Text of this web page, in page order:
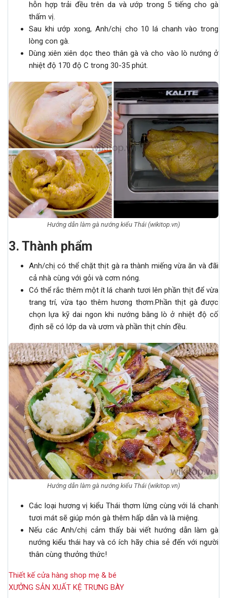
hỗn hợp trải đều trên da và ướp trong 5 tiếng cho gà
thấm vị.
Sau khi ướp xong, Anh/chị cho 10 lá chanh vào trong
lòng con gà.
Dùng xiên xiên dọc theo thân gà và cho vào lò nướng ở
nhiệt độ 170 độ C trong 30-35 phút.
Hướng dẫn làm gà nướng kiểu Thái (wikitop.vn)
3. Thành phẩm
Anh/chị có thể chặt thịt gà ra thành miếng vừa ăn và đãi
cả nhà cùng với gỏi và cơm nóng.
Có thể rắc thêm một ít lá chanh tươi lên phần thịt để vừa
trang trí, vừa tạo thêm hương thơm.Phần thịt gà được
chọn lựa kỹ dai ngon khi nướng bằng lò ở nhiệt độ cố
định sẽ có lớp da và ươm và phần thịt chín đều.
Hướng dẫn làm gà nướng kiểu Thái (wikitop.vn)
Các loại hương vị kiểu Thái thơm lừng cùng với lá chanh
tươi mát sẽ giúp món gà thêm hấp dẫn và là miệng.
Nếu các Anh/chị cảm thấy bài viết hướng dẫn làm gà
nướng kiểu thái hay và có ích hãy chia sẻ đến với người
thân cùng thưởng thức!
Thiết kế cửa hàng shop mẹ & bé
XƯỞNG SẢN XUẤT KỆ TRƯNG BÀY